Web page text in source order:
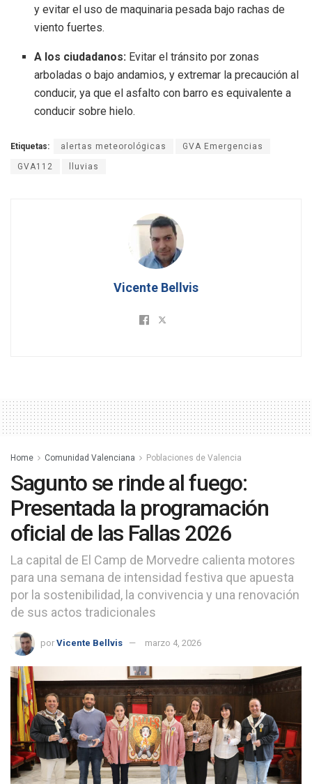
y evitar el uso de maquinaria pesada bajo rachas de
viento fuertes.
A los ciudadanos: Evitar el tránsito por zonas
arboladas o bajo andamios, y extremar la precaución al
conducir, ya que el asfalto con barro es equivalente a
conducir sobre hielo.
Etiquetas: alertas meteorológicas GVA Emergencias
GVA112 lluvias
Vicente Bellvis
Home Comunidad Valenciana Poblaciones de Valencia
Sagunto se rinde al fuego:
Presentada la programación
oficial de las Fallas 2026
La capital de El Camp de Morvedre calienta motores
para una semana de intensidad festiva que apuesta
por la sostenibilidad, la convivencia y una renovación
de sus actos tradicionales
por Vicente Bellvis marzo 4, 2026